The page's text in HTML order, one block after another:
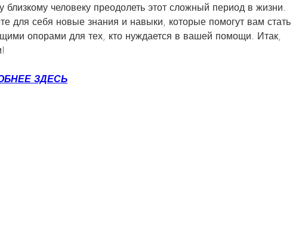
близкому человеку преодолеть этот сложный период в жизни.
для себя новые знания и навыки, которые помогут вам стать
опорами для тех, кто нуждается в вашей помощи. Итак,
ЗДЕСЬ